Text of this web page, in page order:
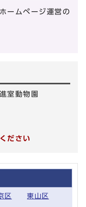
ームページ運営の
室動物園
ださい
区 東山区